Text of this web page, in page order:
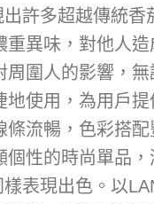
出許多超越傳統香
異味，對他人
圍人的影響，
使用，為用戶
流暢，色彩搭
性的時尚單品
樣表現出色。以